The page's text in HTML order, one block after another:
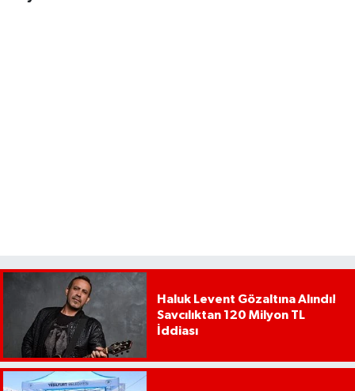
Haluk Levent Gözaltına Alındı!
Savcılıktan 120 Milyon TL
İddiası